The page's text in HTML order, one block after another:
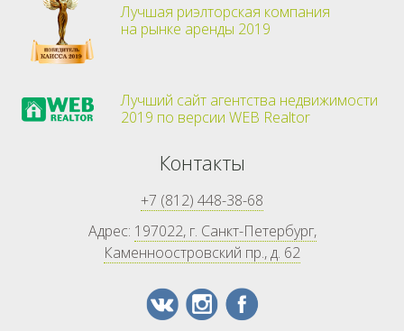
Лучшая риэлторская компания
на рынке аренды 2019
Лучший сайт агентства недвижимости
2019 по версии WEB Realtor
Контакты
+7 (812) 448-38-68
Адрес: 197022, г. Санкт-Петербург,
Каменноостровский пр., д. 62